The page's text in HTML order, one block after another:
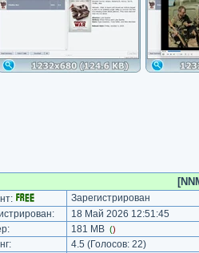
Зарегистрирован
18 Май 2026 12:51:45
181 MB ()
4.5 (Голосов: 22)